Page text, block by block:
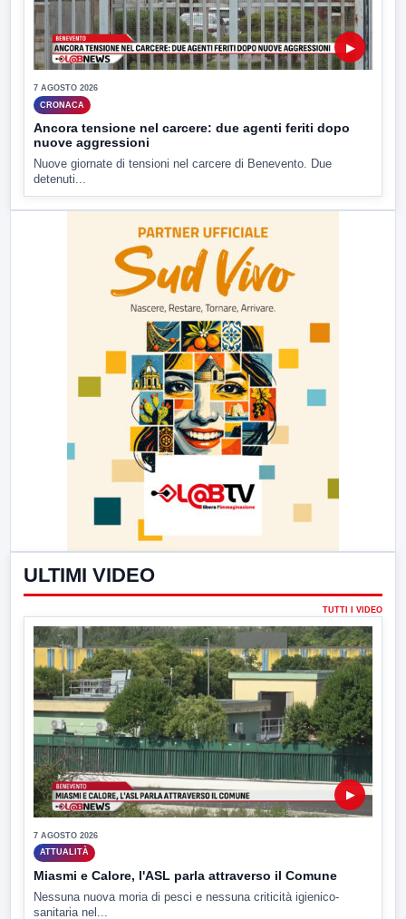
▶
7 AGOSTO 2026
CRONACA
Ancora tensione nel carcere: due agenti feriti dopo
nuove aggressioni
Nuove giornate di tensioni nel carcere di Benevento. Due
detenuti...
ULTIMI VIDEO
TUTTI I VIDEO
▶
7 AGOSTO 2026
ATTUALITÀ
Miasmi e Calore, l'ASL parla attraverso il Comune
Nessuna nuova moria di pesci e nessuna criticità igienico-
sanitaria nel...